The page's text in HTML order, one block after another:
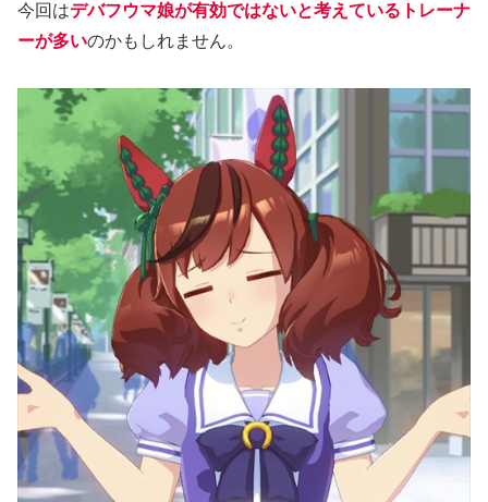
今回はデバフウマ娘が有効ではないと考えているトレーナ
ーが多いのかもしれません。